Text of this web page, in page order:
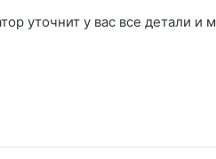
уточнит у вас все детали